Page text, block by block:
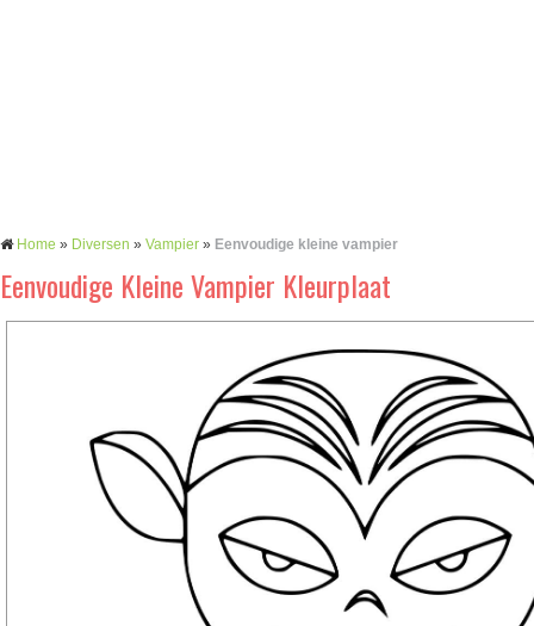
Home » Diversen » Vampier » Eenvoudige kleine vampier
Eenvoudige Kleine Vampier Kleurplaat